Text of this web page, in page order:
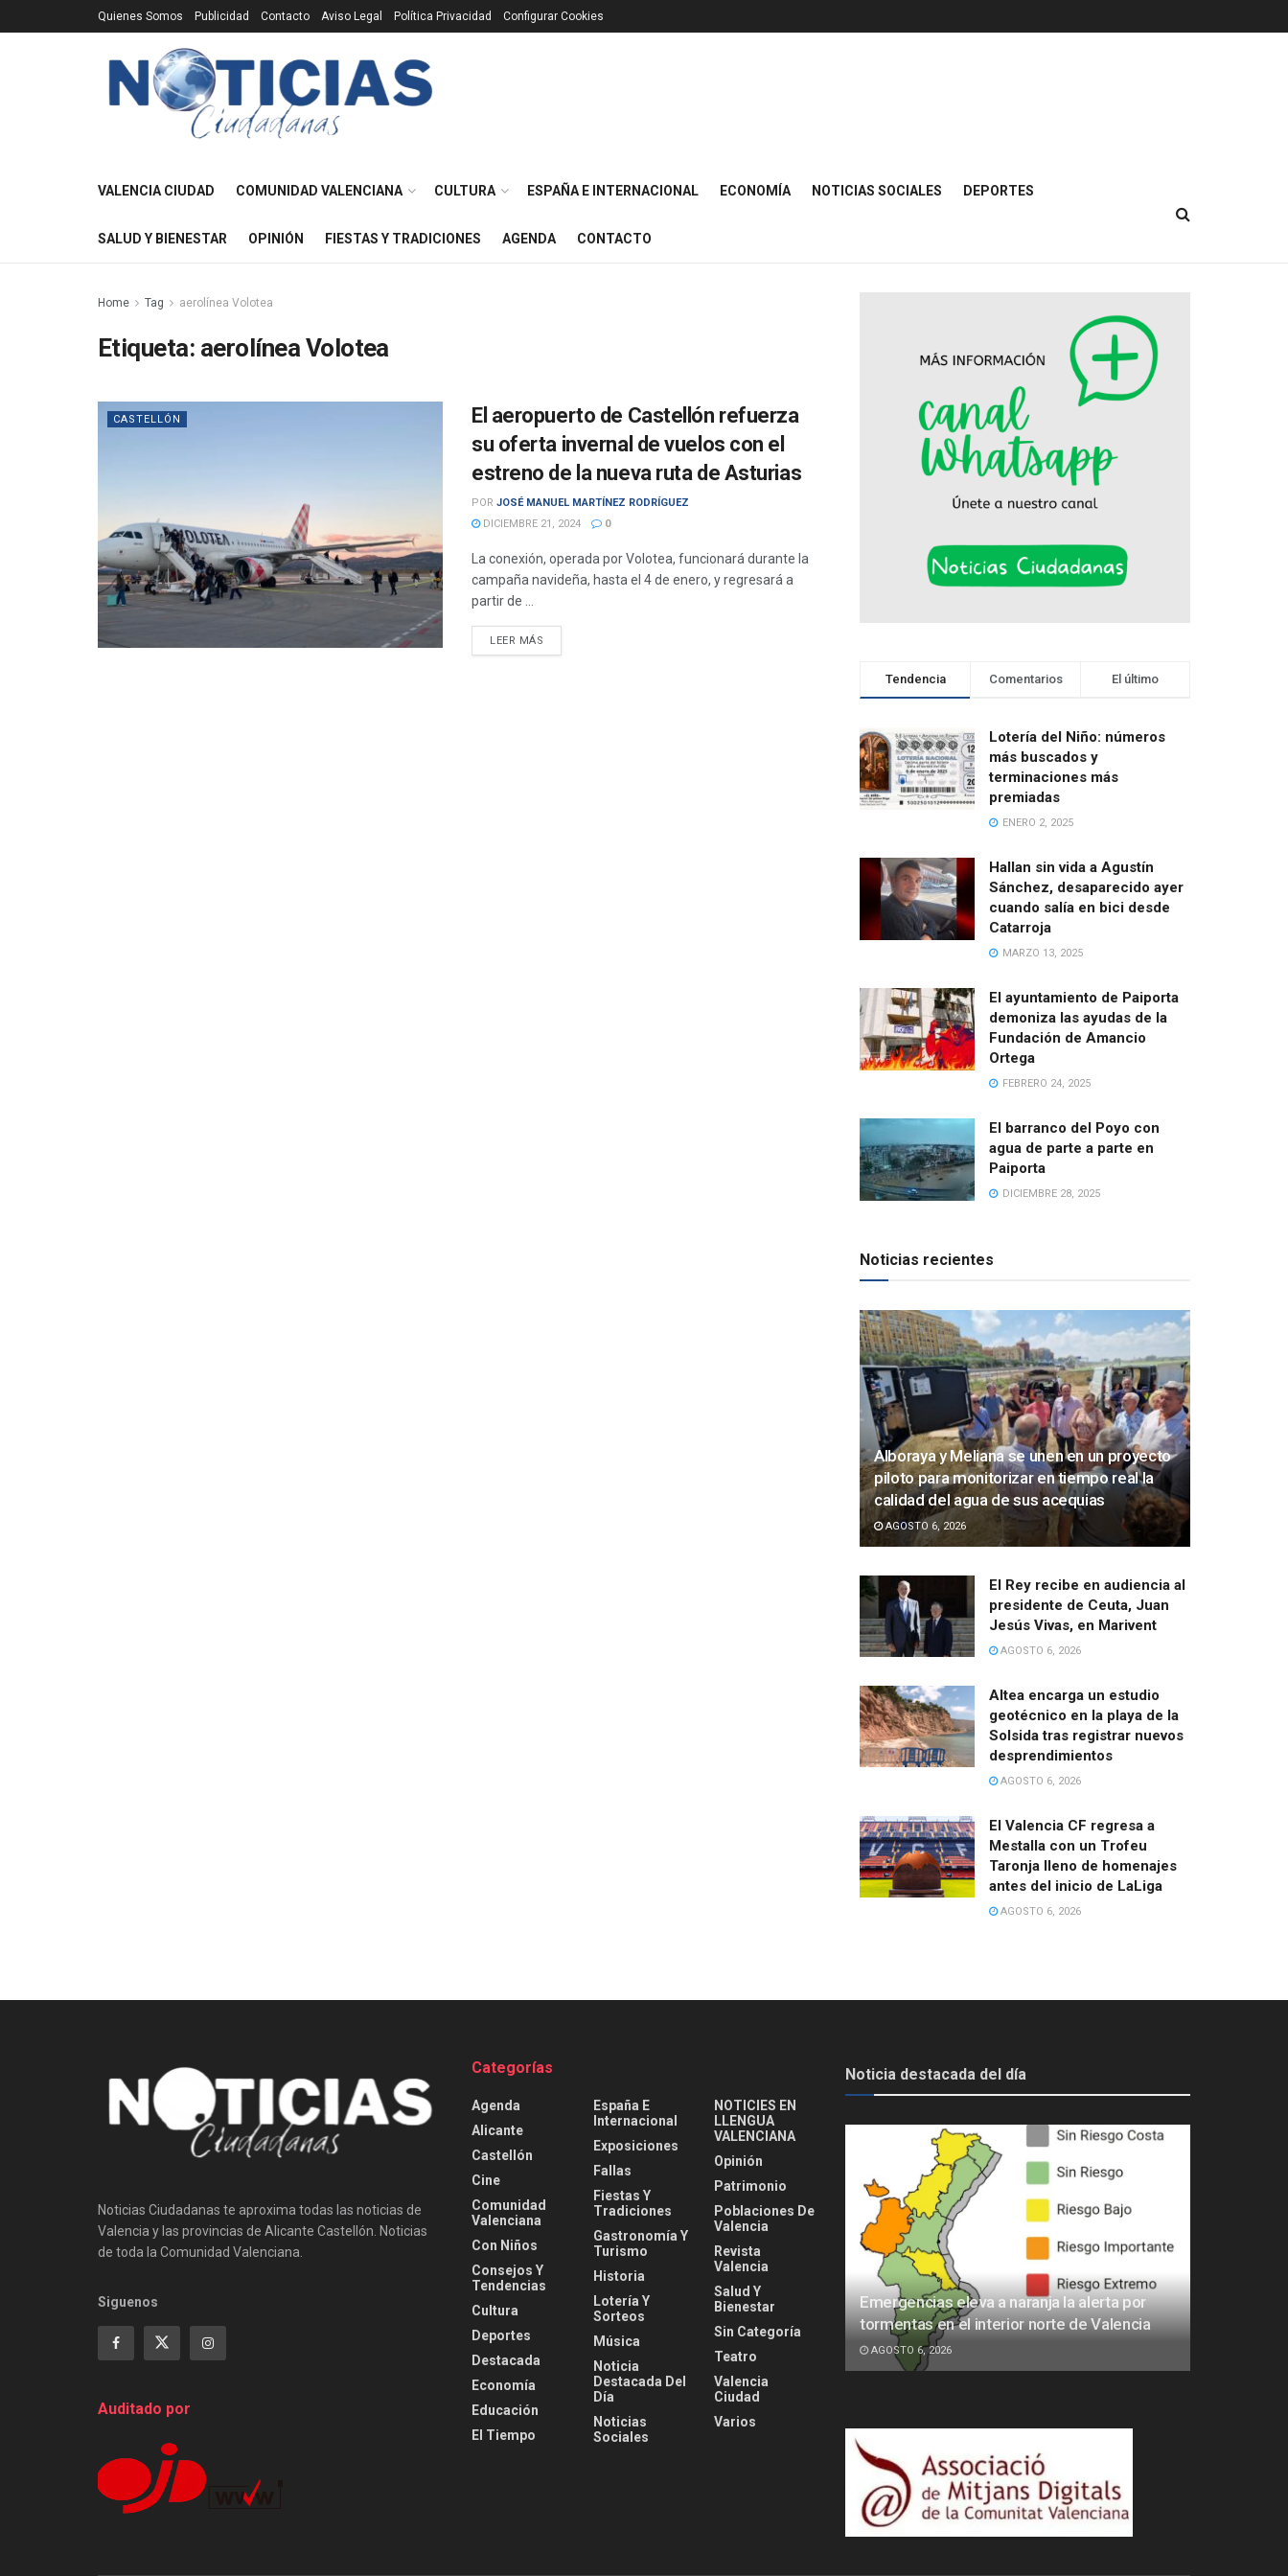
Quienes Somos Publicidad Contacto Aviso Legal Política Privacidad Configurar Cookies
VALENCIA CIUDAD COMUNIDAD VALENCIANA CULTURA ESPAÑA E INTERNACIONAL ECONOMÍA NOTICIAS SOCIALES DEPORTES
SALUD Y BIENESTAR OPINIÓN FIESTAS Y TRADICIONES AGENDA CONTACTO
Home Tag aerolínea Volotea
Etiqueta: aerolínea Volotea
CASTELLÓN
El aeropuerto de Castellón refuerza
su oferta invernal de vuelos con el
estreno de la nueva ruta de Asturias
POR JOSÉ MANUEL MARTÍNEZ RODRÍGUEZ
DICIEMBRE 21, 2024
0
La conexión, operada por Volotea, funcionará durante la
campaña navideña, hasta el 4 de enero, y regresará a
partir de ...
LEER MÁS
Tendencia Comentarios El último
Lotería del Niño: números
más buscados y
terminaciones más
premiadas
ENERO 2, 2025
Hallan sin vida a Agustín
Sánchez, desaparecido ayer
cuando salía en bici desde
Catarroja
MARZO 13, 2025
El ayuntamiento de Paiporta
demoniza las ayudas de la
Fundación de Amancio
Ortega
FEBRERO 24, 2025
El barranco del Poyo con
agua de parte a parte en
Paiporta
DICIEMBRE 28, 2025
Noticias recientes
Alboraya y Meliana se unen en un proyecto
piloto para monitorizar en tiempo real la
calidad del agua de sus acequias
AGOSTO 6, 2026
El Rey recibe en audiencia al
presidente de Ceuta, Juan
Jesús Vivas, en Marivent
AGOSTO 6, 2026
Altea encarga un estudio
geotécnico en la playa de la
Solsida tras registrar nuevos
desprendimientos
AGOSTO 6, 2026
El Valencia CF regresa a
Mestalla con un Trofeu
Taronja lleno de homenajes
antes del inicio de LaLiga
AGOSTO 6, 2026
Noticias Ciudadanas te aproxima todas las noticias de
Valencia y las provincias de Alicante Castellón. Noticias
de toda la Comunidad Valenciana.
Siguenos
Auditado por
Categorías
Agenda
Alicante
Castellón
Cine
Comunidad
Valenciana
Con Niños
Consejos Y
Tendencias
Cultura
Deportes
Destacada
Economía
Educación
El Tiempo
España E
Internacional
Exposiciones
Fallas
Fiestas Y
Tradiciones
Gastronomía Y
Turismo
Historia
Lotería Y
Sorteos
Música
Noticia
Destacada Del
Día
Noticias
Sociales
NOTICIES EN
LLENGUA
VALENCIANA
Opinión
Patrimonio
Poblaciones De
Valencia
Revista
Valencia
Salud Y
Bienestar
Sin Categoría
Teatro
Valencia
Ciudad
Varios
Noticia destacada del día
Emergencias eleva a naranja la alerta por
tormentas en el interior norte de Valencia
AGOSTO 6, 2026